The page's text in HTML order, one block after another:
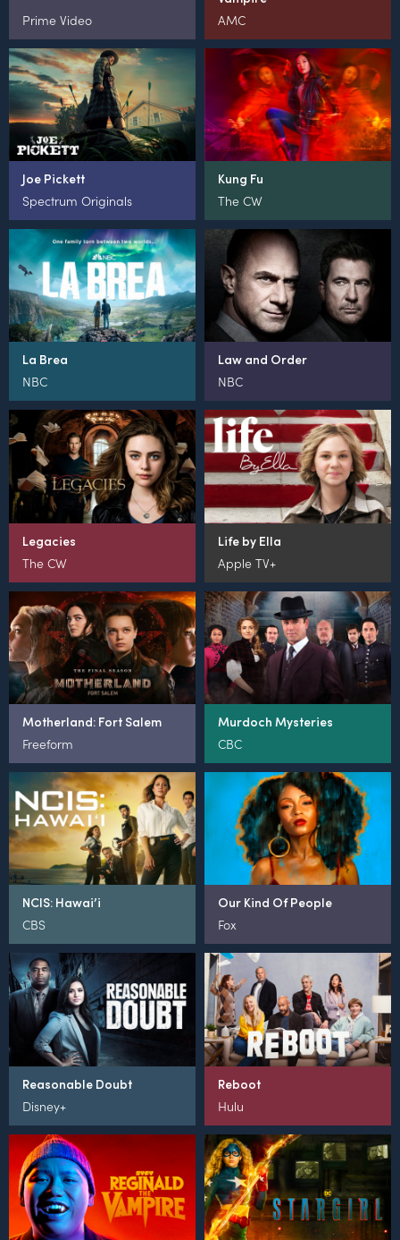
Prime Video
AMC
Joe Pickett
Spectrum Originals
Kung Fu
The CW
La Brea
NBC
Law and Order
NBC
Legacies
The CW
Life by Ella
Apple TV+
Motherland: Fort Salem
Freeform
Murdoch Mysteries
CBC
NCIS: Hawai’i
CBS
Our Kind Of People
Fox
Reasonable Doubt
Disney+
Reboot
Hulu